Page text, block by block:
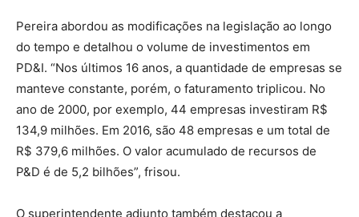
Pereira abordou as modificações na legislação ao longo
do tempo e detalhou o volume de investimentos em
PD&I. “Nos últimos 16 anos, a quantidade de empresas se
manteve constante, porém, o faturamento triplicou. No
ano de 2000, por exemplo, 44 empresas investiram R$
134,9 milhões. Em 2016, são 48 empresas e um total de
R$ 379,6 milhões. O valor acumulado de recursos de
P&D é de 5,2 bilhões”, frisou.
O superintendente adjunto também destacou a